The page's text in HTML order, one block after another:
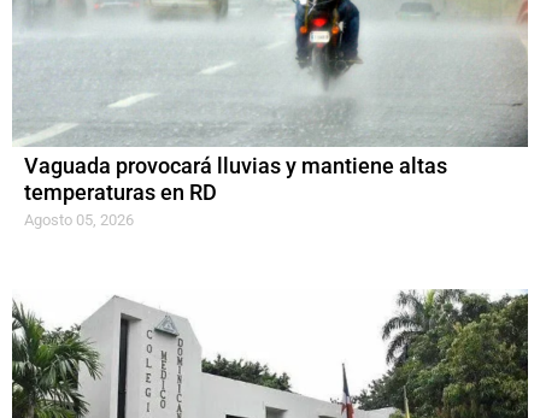
Vaguada provocará lluvias y mantiene altas
temperaturas en RD
Agosto 05, 2026